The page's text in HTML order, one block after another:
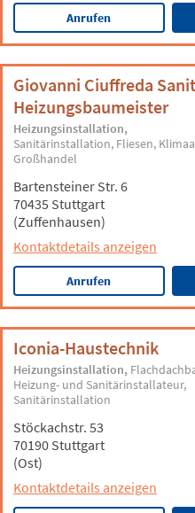
Anrufen
Giovanni Ciuffreda
Heizungsbaumeister
Heizungsinstallation
Sanitärinstallation Fliesen
Großhandel
Bartensteiner Str. 6
70435 Stuttgart
(Zuffenhausen)
Kontaktdetails anzeigen
Anrufen
Iconia-Haustechnik
Heizungsinstallation
Heizung- und Sanitärinstallateur
Sanitärinstallation
Stöckachstr. 53
70190 Stuttgart
(Ost)
Kontaktdetails anzeigen